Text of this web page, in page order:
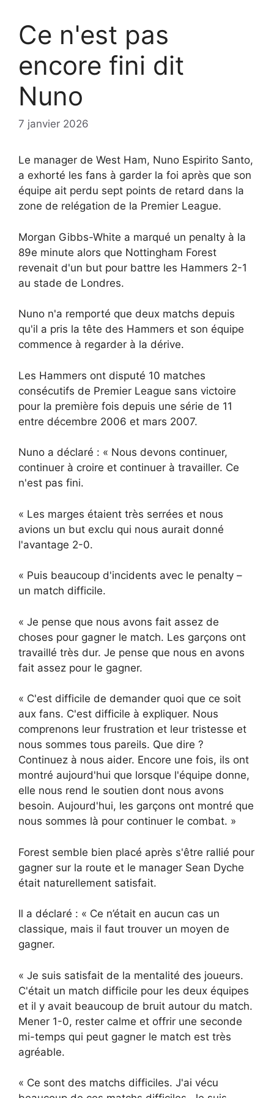
Ce n'est pas
encore fini dit
Nuno
7 janvier 2026
Le manager de West Ham, Nuno Espirito Santo,
a exhorté les fans à garder la foi après que son
équipe ait perdu sept points de retard dans la
zone de relégation de la Premier League.
Morgan Gibbs-White a marqué un penalty à la
89e minute alors que Nottingham Forest
revenait d'un but pour battre les Hammers 2-1
au stade de Londres.
Nuno n'a remporté que deux matchs depuis
qu'il a pris la tête des Hammers et son équipe
commence à regarder à la dérive.
Les Hammers ont disputé 10 matches
consécutifs de Premier League sans victoire
pour la première fois depuis une série de 11
entre décembre 2006 et mars 2007.
Nuno a déclaré : « Nous devons continuer,
continuer à croire et continuer à travailler. Ce
n'est pas fini.
« Les marges étaient très serrées et nous
avions un but exclu qui nous aurait donné
l'avantage 2-0.
« Puis beaucoup d'incidents avec le penalty –
un match difficile.
« Je pense que nous avons fait assez de
choses pour gagner le match. Les garçons ont
travaillé très dur. Je pense que nous en avons
fait assez pour le gagner.
« C'est difficile de demander quoi que ce soit
aux fans. C'est difficile à expliquer. Nous
comprenons leur frustration et leur tristesse et
nous sommes tous pareils. Que dire ?
Continuez à nous aider. Encore une fois, ils ont
montré aujourd'hui que lorsque l'équipe donne,
elle nous rend le soutien dont nous avons
besoin. Aujourd'hui, les garçons ont montré que
nous sommes là pour continuer le combat. »
Forest semble bien placé après s'être rallié pour
gagner sur la route et le manager Sean Dyche
était naturellement satisfait.
Il a déclaré : « Ce n’était en aucun cas un
classique, mais il faut trouver un moyen de
gagner.
« Je suis satisfait de la mentalité des joueurs.
C'était un match difficile pour les deux équipes
et il y avait beaucoup de bruit autour du match.
Mener 1-0, rester calme et offrir une seconde
mi-temps qui peut gagner le match est très
agréable.
« Ce sont des matchs difficiles. J'ai vécu